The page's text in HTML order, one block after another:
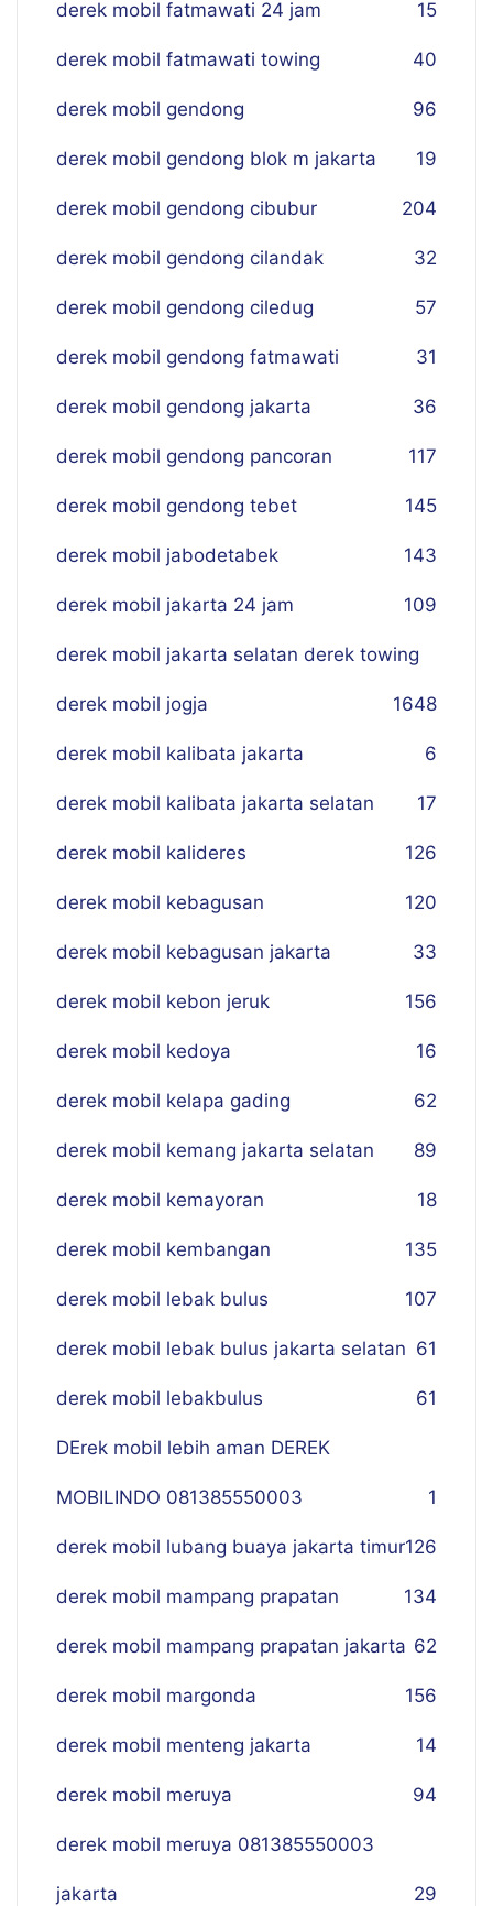
derek mobil fatmawati 24 jam 15
derek mobil fatmawati towing 40
derek mobil gendong 96
derek mobil gendong blok m jakarta 19
derek mobil gendong cibubur 204
derek mobil gendong cilandak 32
derek mobil gendong ciledug 57
derek mobil gendong fatmawati 31
derek mobil gendong jakarta 36
derek mobil gendong pancoran 117
derek mobil gendong tebet 145
derek mobil jabodetabek 143
derek mobil jakarta 24 jam 109
derek mobil jakarta selatan derek towing
48
derek mobil jogja 16
derek mobil kalibata jakarta 6
derek mobil kalibata jakarta selatan 17
derek mobil kalideres 126
derek mobil kebagusan 120
derek mobil kebagusan jakarta 33
derek mobil kebon jeruk 156
derek mobil kedoya 16
derek mobil kelapa gading 62
derek mobil kemang jakarta selatan 89
derek mobil kemayoran 18
derek mobil kembangan 135
derek mobil lebak bulus 107
derek mobil lebak bulus jakarta selatan 61
derek mobil lebakbulus 61
DErek mobil lebih aman DEREK
MOBILINDO 081385550003 1
derek mobil lubang buaya jakarta timur126
derek mobil mampang prapatan 134
derek mobil mampang prapatan jakarta 62
derek mobil margonda 156
derek mobil menteng jakarta 14
derek mobil meruya 94
derek mobil meruya 081385550003
jakarta 29